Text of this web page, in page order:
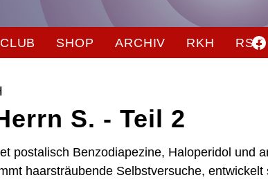
CLUB SHOP ARCHIV RKH RSO
S. - Teil 2
postalisch Benzodiapezine, Haloperidol und
haarsträubende Selbstversuche, entwickelt